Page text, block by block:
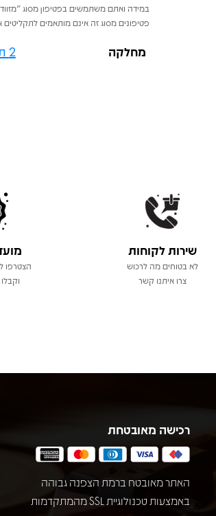
במידה ואתם משתמשים בפטיפון מסוג
פטיפונים מסוג זה אינם מותאמים
מחלקה 2 תקליטים
שירות לקוחות
לא בטוחים מה לרכוש
צרו איתנו קשר
הצטרפו
רכישה מאובטחת
האתר מאובטח ברמת הצפנה גבוהה
באמצעות טכנולוגיית SSL מהמתקדמות